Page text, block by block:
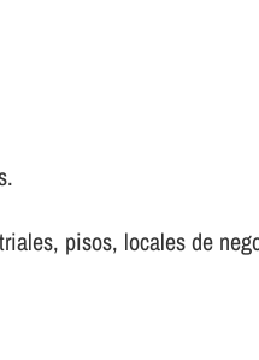
pisos, locales de